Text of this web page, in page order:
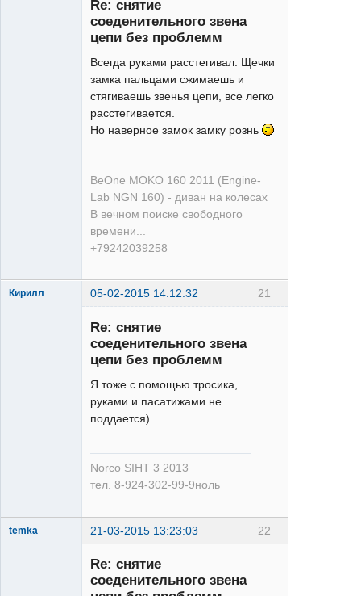
Re: снятие
соеденительного звена
цепи без проблемм
Всегда руками расстегивал. Щечки
замка пальцами сжимаешь и
стягиваешь звенья цепи, все легко
расстегивается.
Но наверное замок замку рознь
BeOne MOKO 160 2011 (Engine-
Lab NGN 160) - диван на колесах
В вечном поиске свободного
времени...
+79242039258
21
Кирилл 05-02-2015 14:12:32
Re: снятие
соеденительного звена
цепи без проблемм
Я тоже с помощью тросика,
руками и пасатижами не
поддается)
Norco SIHT 3 2013
тел. 8-924-302-99-9ноль
22
temka 21-03-2015 13:23:03
Re: снятие
соеденительного звена